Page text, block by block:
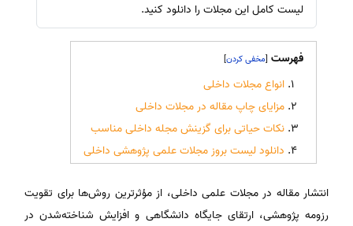
لیست کامل این مجلات را دانلود کنید.
فهرست [
]
انواع مجلات داخلی
مزایای چاپ مقاله در مجلات داخلی
نکات حیاتی برای گزینش مجله داخلی مناسب
دانلود لیست بروز مجلات علمی پژوهشی داخلی
انتشار مقاله در مجلات علمی داخلی، از مؤثرترین روش‌ها برای تقویت
رزومه پژوهشی، ارتقای جایگاه دانشگاهی و افزایش شناخته‌شدن در